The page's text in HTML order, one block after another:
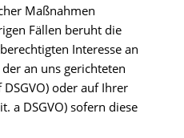
Maßnahmen
Fällen beruht die
Interesse an
an uns gerichteten
oder auf Ihrer
a DSGVO) sofern diese